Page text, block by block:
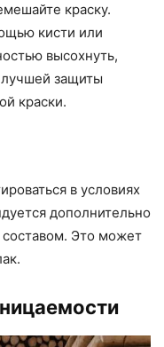
краску.
кисти или
высохнуть,
лучшей защиты
краски.
в условиях
дополнительно
составом. Это может